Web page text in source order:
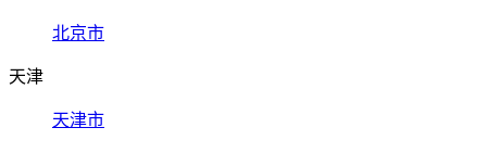
北京市
天津
天津市